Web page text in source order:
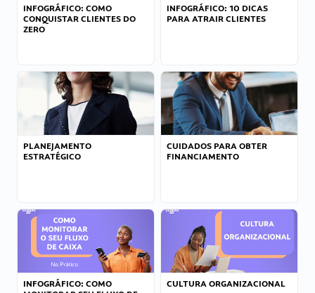
INFOGRÁFICO: COMO
CONQUISTAR CLIENTES DO
ZERO
INFOGRÁFICO: 10 DICAS
PARA ATRAIR CLIENTES
PLANEJAMENTO
ESTRATÉGICO
CUIDADOS PARA OBTER
FINANCIAMENTO
INFOGRÁFICO: COMO
CULTURA ORGANIZACIONAL